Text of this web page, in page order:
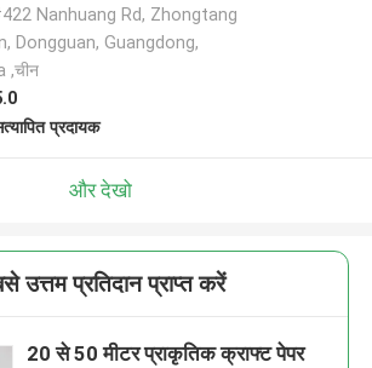
Nanhuang Rd, Zhongtang
Dongguan, Guangdong,
,चीन
प्रदायक
और देखो
उत्तम प्रतिदान प्राप्त करें
20 से 50 मीटर प्राकृतिक क्राफ्ट पेपर